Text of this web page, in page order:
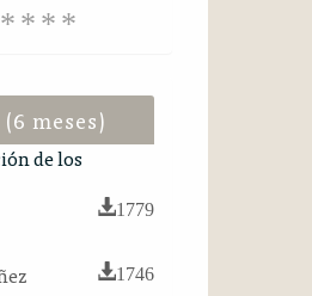
meses)
de los
1779
1746